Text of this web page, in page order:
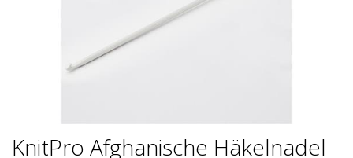
KnitPro Afghanische Häkelnadel